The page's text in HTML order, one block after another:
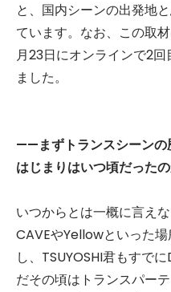
と、国内シーンの出発地
ています。なお、この取
月23日にオンラインで2回
ました。
——まずトランスシーンの
はじまりはいつ頃だった
いつからとは一概に言え
CAVEやYellowといった
し、TSUYOSHI君もすで
だその頃はトランスパー